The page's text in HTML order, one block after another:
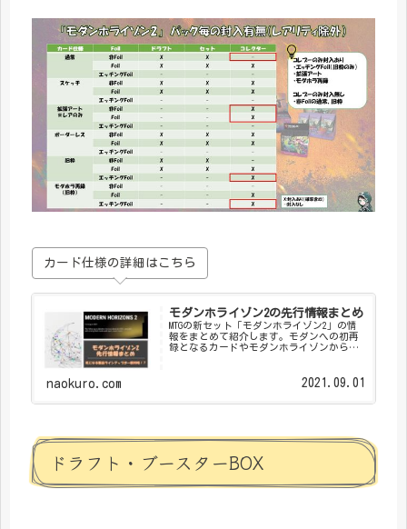
カード仕様の詳細はこちら
モダンホライゾン2の先行情報まとめ
MTGの新セット「モダンホライゾン2」の情
報をまとめて紹介します。モダンへの初再
録となるカードやモダンホライゾンからの
naokuro.com 2021.09.01
ドラフト・ブースターBOX